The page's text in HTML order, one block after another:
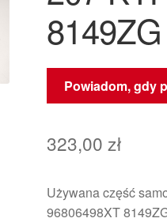
8149ZG
Powiadom, gdy
323,00 zł
Używana część
96806498XT